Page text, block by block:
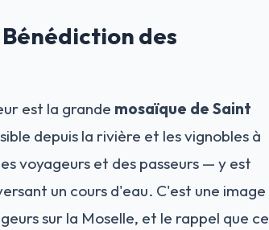
des
est la grande mosaïque de Saint
depuis la rivière et les vignobles à
voyageurs et des passeurs — y est
un cours d'eau. C'est une image
sur la Moselle, et le rappel que ce